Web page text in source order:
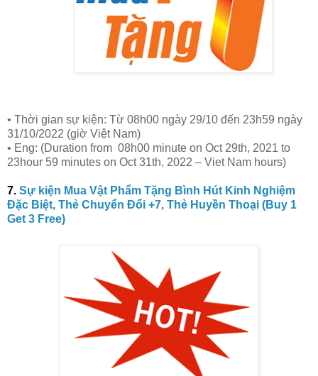
• Thời gian sự kiện: Từ 08h00 ngày 29/10 đến 23h59 ngày
31/10/2022 (giờ Việt Nam)
• Eng: (Duration from 08h00 minute on Oct 29th, 2021 to
23hour 59 minutes on Oct 31th, 2022 – Viet Nam hours)
7. Sự kiện Mua Vật Phẩm Tặng Bình Hút Kinh Nghiệm
Đặc Biệt, Thẻ Chuyển Đổi +7, Thẻ Huyền Thoại (Buy 1
Get 3 Free)